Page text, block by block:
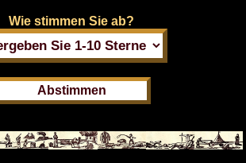
Wie stimmen Sie ab?